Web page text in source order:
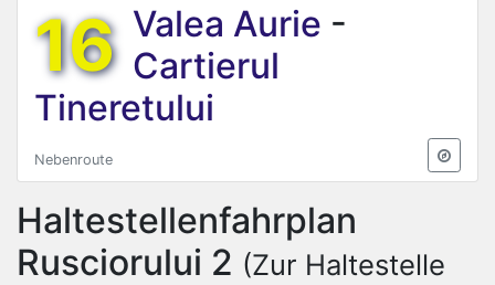
16 Valea Aurie -
Cartierul
Tineretului
Nebenroute
Haltestellenfahrplan
Rusciorului 2 (Zur Haltestelle